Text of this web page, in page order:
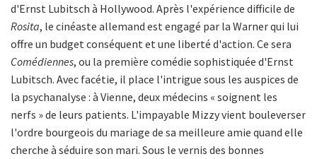
d'Ernst Lubitsch à Hollywood. Après l'expérience difficile de
Rosita, le cinéaste allemand est engagé par la Warner qui lui
offre un budget conséquent et une liberté d'action. Ce sera
Comédiennes, ou la première comédie sophistiquée d'Ernst
Lubitsch. Avec facétie, il place l'intrigue sous les auspices de
la psychanalyse : à Vienne, deux médecins « soignent les
nerfs » de leurs patients. L'impayable Mizzy vient bouleverser
l'ordre bourgeois du mariage de sa meilleure amie quand elle
cherche à séduire son mari. Sous le vernis des bonnes